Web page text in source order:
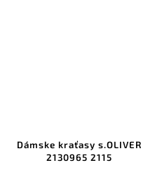
Dámske kraťasy s.OLIVER
2130965 2115